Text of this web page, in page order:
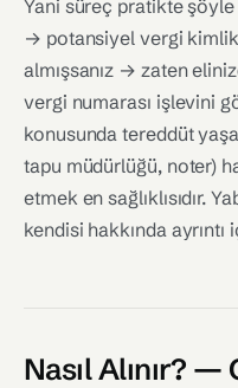
Yani süreç pratikte şöyle
→ potansiyel vergi kimlik
almışsanız → zaten
vergi numarası işlevini
konusunda tereddüt
tapu müdürlüğü, noter)
etmek en sağlıklısıdır.
kendisi hakkında ayrıntı
Nasıl Alınır?